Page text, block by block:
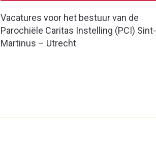
Vacatures voor het bestuur van de
Parochiële Caritas Instelling (PCI) Sint-
Martinus – Utrecht